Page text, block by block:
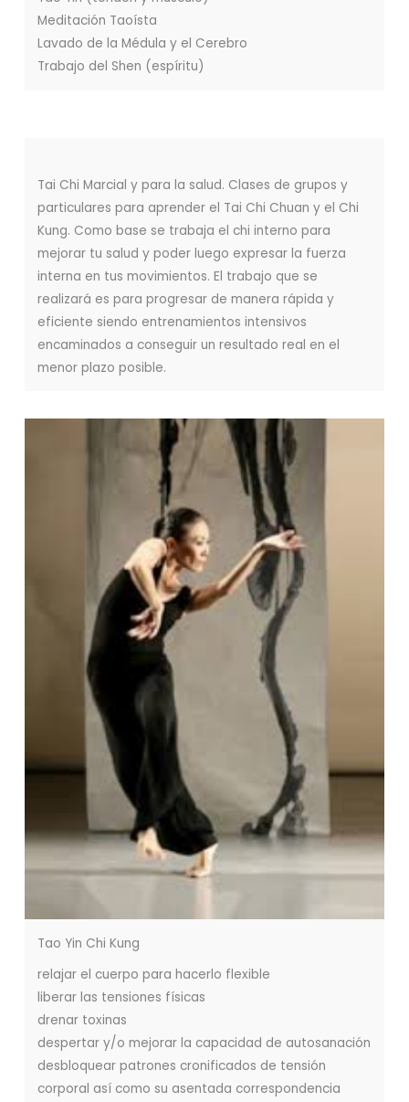
Meditación Taoísta
Lavado de la Médula y el Cerebro
Trabajo del Shen (espíritu)
Tai Chi Marcial y para la salud. Clases de grupos y
particulares para aprender el Tai Chi Chuan y el Chi
Kung. Como base se trabaja el chi interno para
mejorar tu salud y poder luego expresar la fuerza
interna en tus movimientos. El trabajo que se
realizará es para progresar de manera rápida y
eficiente siendo entrenamientos intensivos
encaminados a conseguir un resultado real en el
menor plazo posible.
Tao Yin Chi Kung
relajar el cuerpo para hacerlo flexible
liberar las tensiones físicas
drenar toxinas
despertar y/o mejorar la capacidad de autosanación
desbloquear patrones cronificados de tensión
corporal así como su asentada correspondencia